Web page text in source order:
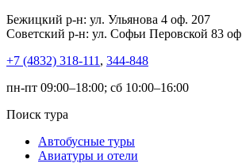
Бежицкий р-н: ул. Ульянова 4 оф. 207
Советский р-н: ул. Софьи Перовской 83
+7 (4832) 318-111 , 344-848
пн-пт 09:00–18:00; сб 10:00–16:00
Поиск тура
Автобусные туры
Авиатуры и отели